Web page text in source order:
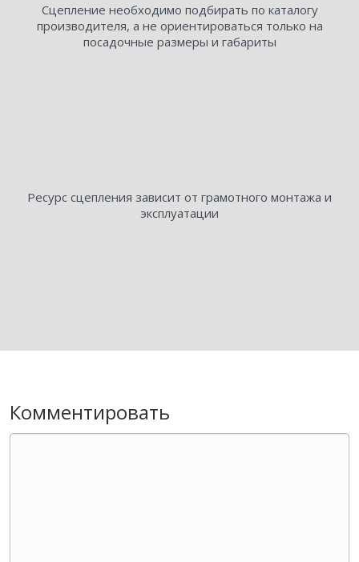
Сцепление необходимо подбирать по каталогу
производителя, а не ориентироваться только на
посадочные размеры и габариты
Ресурс сцепления зависит от грамотного монтажа и
эксплуатации
Комментировать